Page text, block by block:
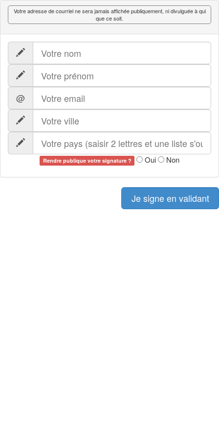
Votre adresse de courriel ne sera jamais affichée publiquement, ni divulguée à qui
que ce soit.
@
Rendre publique votre signature ? Oui Non